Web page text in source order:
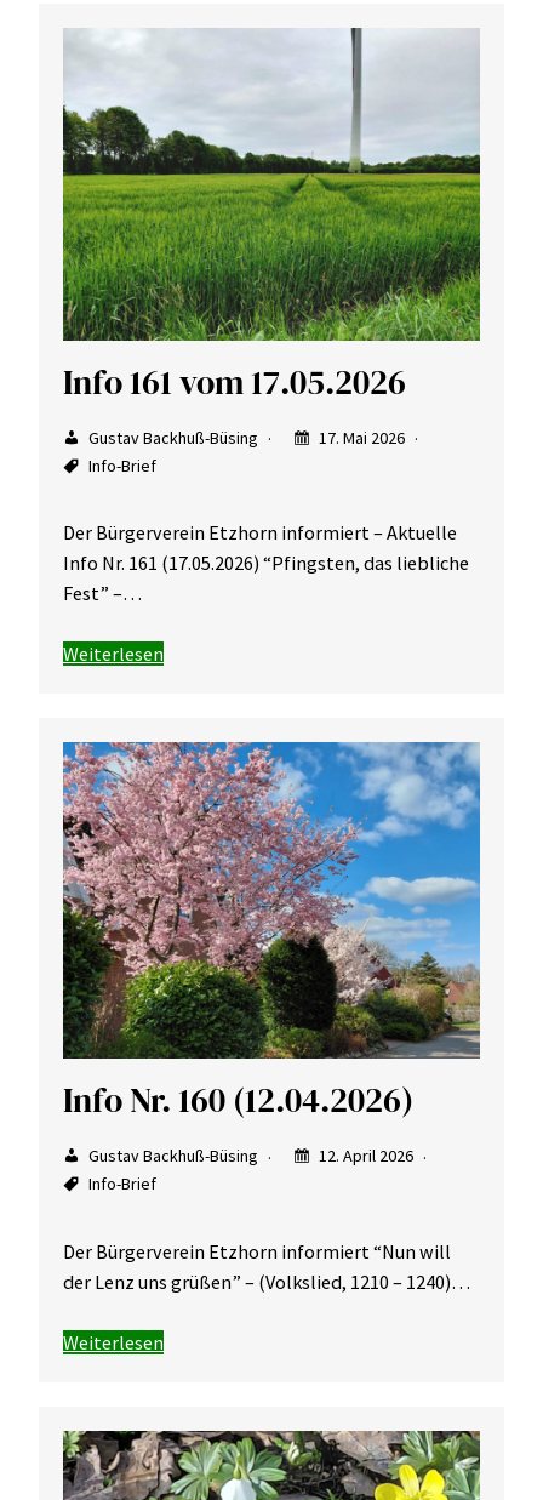
Info 161 vom 17.05.2026
Gustav Backhuß-Büsing
17. Mai 2026
Info-Brief
Der Bürgerverein Etzhorn informiert – Aktuelle
Info Nr. 161 (17.05.2026) “Pfingsten, das liebliche
Fest” –…
Weiterlesen
Info Nr. 160 (12.04.2026)
Gustav Backhuß-Büsing
12. April 2026
Info-Brief
Der Bürgerverein Etzhorn informiert “Nun will
der Lenz uns grüßen” – (Volkslied, 1210 – 1240)…
Weiterlesen